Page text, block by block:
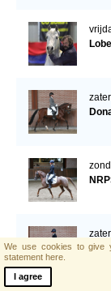
We use cookies to give
statement here.
I agree